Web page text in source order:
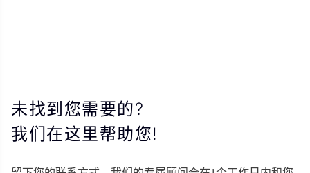
未找到您需要的?
我们在这里帮助您!